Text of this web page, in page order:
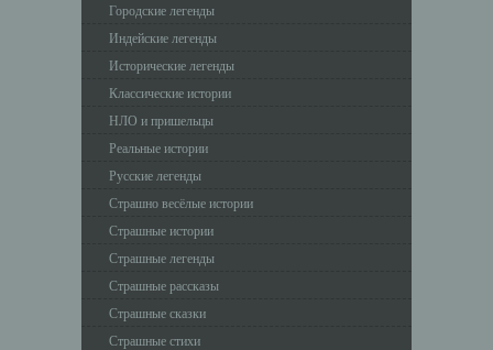
Городские легенды
Индейские легенды
Исторические легенды
Классические истории
НЛО и пришельцы
Реальные истории
Русские легенды
Страшно весёлые истории
Страшные истории
Страшные легенды
Страшные рассказы
Страшные сказки
Страшные стихи